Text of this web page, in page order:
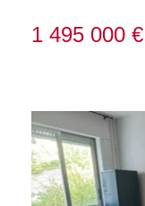
1 495 000 €